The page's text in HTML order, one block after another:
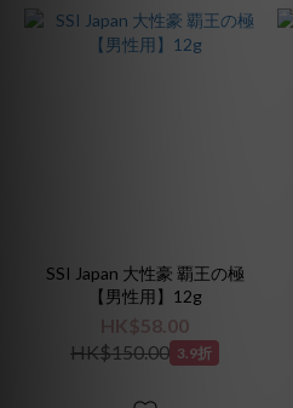
SSI Japan 大性豪 覇王の極
【男性用】12g
HK$58.00
HK$150.00 3.9折